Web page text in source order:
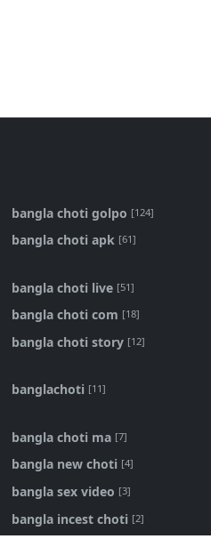
bangla choti golpo [124]
bangla choti apk [61]
bangla choti live [51]
bangla choti com [18]
bangla choti story [12]
banglachoti [11]
bangla choti ma [7]
bangla new choti [4]
bangla sex video [3]
bangla incest choti [2]